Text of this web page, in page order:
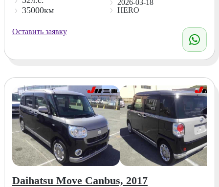
35000км
2026-03-18
HERO
Оставить заявку
Daihatsu Move Canbus, 2017